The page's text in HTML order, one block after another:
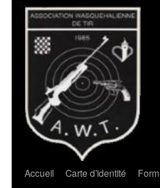
Accueil Carte d’identité